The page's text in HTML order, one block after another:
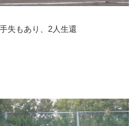
失もあり、2人生還